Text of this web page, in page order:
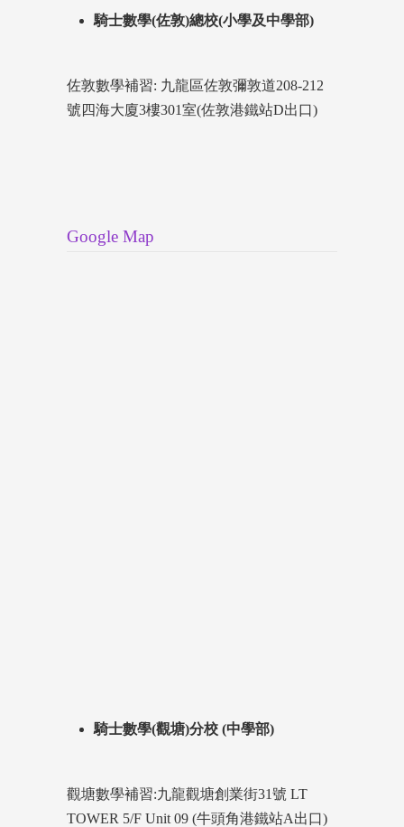
騎士數學(佐敦)總校(小學及中學部)
佐敦數學補習: 九龍區佐敦彌敦道208-212
號四海大廈3樓301室(佐敦港鐵站D出口)
Google Map
騎士數學(觀塘)分校 (中學部)
觀塘數學補習:九龍觀塘創業街31號 LT
TOWER 5/F Unit 09 (牛頭角港鐵站A出口)